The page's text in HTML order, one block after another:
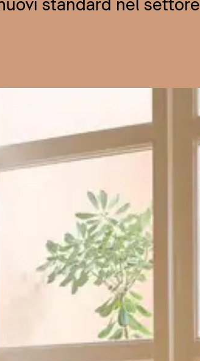
standard nel settore